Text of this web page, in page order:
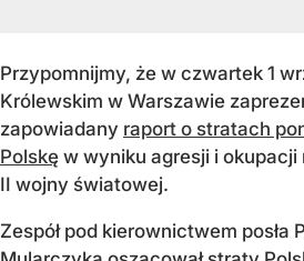
Przypomnijmy, że w czwartek 1
Królewskim w Warszawie
zapowiadany raport o stratach
Polskę w wyniku agresji i
II wojny światowej.
Zespół pod kierownictwem posła